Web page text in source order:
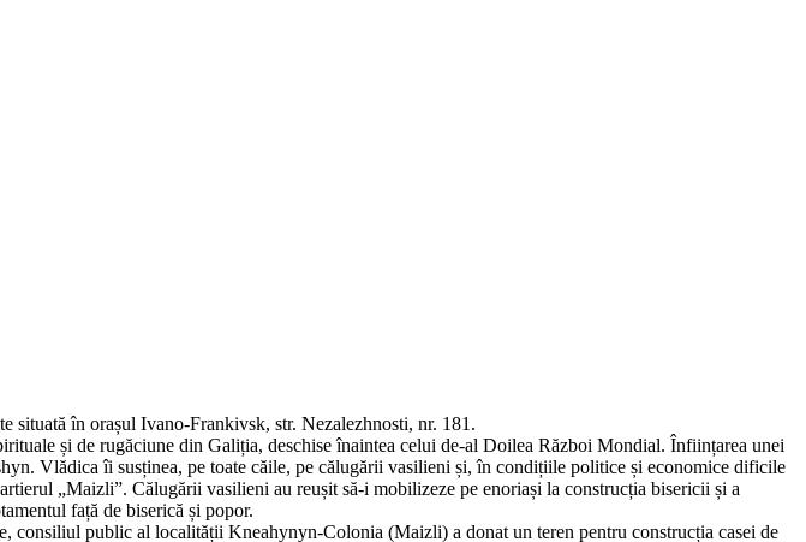
situată în orașul Ivano-Frankivsk, str. Nezalezhnosti, nr. 181.
și de rugăciune din Galiția, deschise înaintea celui de-al Doilea Război Mondial. Înființarea unei
Vlădica îi susținea, pe toate căile, pe călugării vasilieni și, în condițiile politice și economice dificile
„Maizli”. Călugării vasilieni au reușit să-i mobilizeze pe enoriași la construcția bisericii și a
față de biserică și popor.
consiliul public al localității Kneahynyn-Colonia (Maizli) a donat un teren pentru construcția casei de